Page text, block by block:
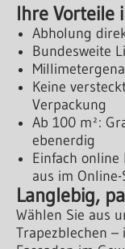
Ihre Vorteile
Abholung
Bundesweite
Keine
Verpackung
Ab 100 m²:
ebenerdig
Einfach online
aus im Online-
Langlebig,
Wählen Sie aus
Trapezblechen –